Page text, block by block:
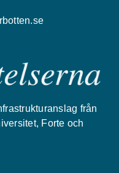
från
Forte och